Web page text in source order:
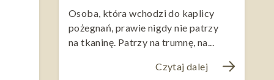
Osoba, która wchodzi do kaplicy
pożegnań, prawie nigdy nie patrzy
na tkaninę. Patrzy na trumnę, na...
Czytaj dalej